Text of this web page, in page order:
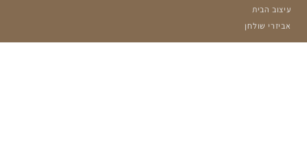
עיצוב הבית
אביזרי שולחן